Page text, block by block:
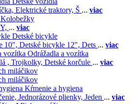
Elektrické traktory, Š ... viac
Kolobežky
... viac
Detské bicykle
10", Detské bicykle 12", Dets ... viac
Odrážadla a vozítka
, Trojkolky, Detské korčule ... viac
miláčikov
miláčikov
Kŕmenie a hygiena
Jednorázové plienky, Jeden ... viac